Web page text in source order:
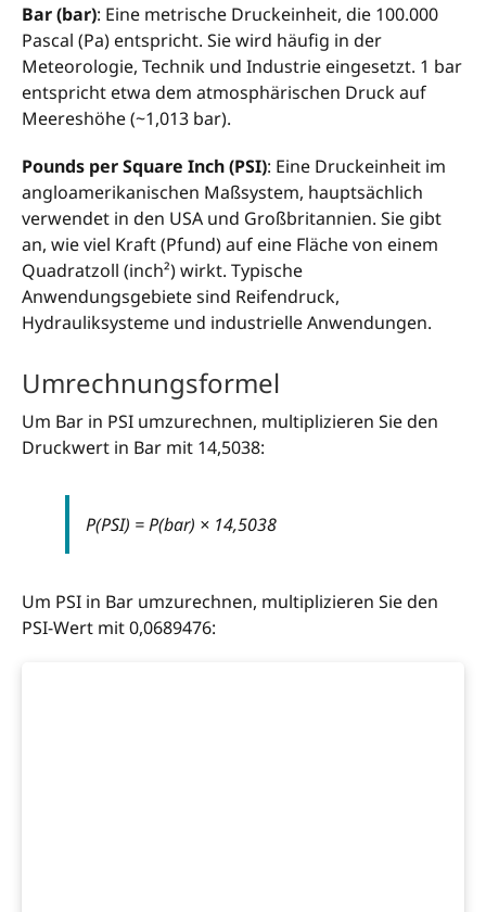
Bar (bar): Eine metrische Druckeinheit, die 100.000
Pascal (Pa) entspricht. Sie wird häufig in der
Meteorologie, Technik und Industrie eingesetzt. 1 bar
entspricht etwa dem atmosphärischen Druck auf
Meereshöhe (~1,013 bar).
Pounds per Square Inch (PSI): Eine Druckeinheit im
angloamerikanischen Maßsystem, hauptsächlich
verwendet in den USA und Großbritannien. Sie gibt
an, wie viel Kraft (Pfund) auf eine Fläche von einem
Quadratzoll (inch²) wirkt. Typische
Anwendungsgebiete sind Reifendruck,
Hydrauliksysteme und industrielle Anwendungen.
Umrechnungsformel
Um Bar in PSI umzurechnen, multiplizieren Sie den
Druckwert in Bar mit 14,5038:
P(PSI) = P(bar) × 14,5038
Um PSI in Bar umzurechnen, multiplizieren Sie den
PSI-Wert mit 0,0689476: